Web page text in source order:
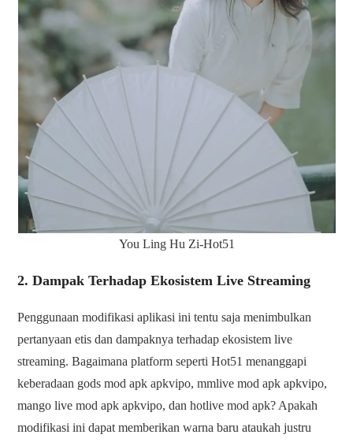
You Ling Hu Zi-Hot51
2. Dampak Terhadap Ekosistem Live Streaming
Penggunaan modifikasi aplikasi ini tentu saja menimbulkan
pertanyaan etis dan dampaknya terhadap ekosistem live
streaming. Bagaimana platform seperti Hot51 menanggapi
keberadaan gods mod apk apkvipo, mmlive mod apk apkvipo,
mango live mod apk apkvipo, dan hotlive mod apk? Apakah
modifikasi ini dapat memberikan warna baru ataukah justru